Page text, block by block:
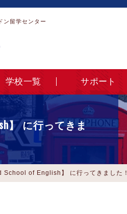
ン留学センター
学校一覧 サポート
】 に行ってきま
School of English】 に行ってきました！